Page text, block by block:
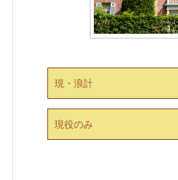
現・浪計
現役のみ